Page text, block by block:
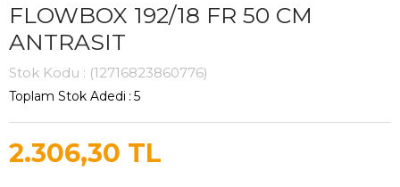
FLOWBOX 192/18 FR 50 CM
ANTRASIT
Stok Kodu (12716823860776)
Toplam Stok Adedi : 5
2.306,30 TL